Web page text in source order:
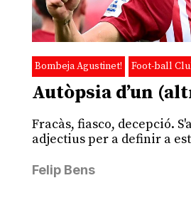
Bombeja Agustinet! Foot-ball
Autòpsia d’un
Fracàs, fiasco, decepció.
adjectius per a definir a
Felip Bens